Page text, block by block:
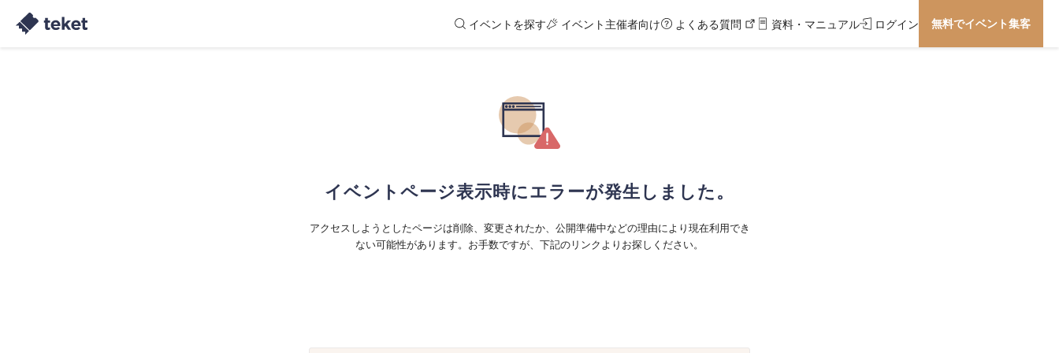
イベントを探す イベント主催者向け よくある質問 資料・マニュアル ログイン 無料でイベント集客
イベントページ表示時にエラーが発生しました。
アクセスしようとしたページは削除、変更されたか、公開準備中などの理由により現在利用でき
ない可能性があります。お手数ですが、下記のリンクよりお探しください。